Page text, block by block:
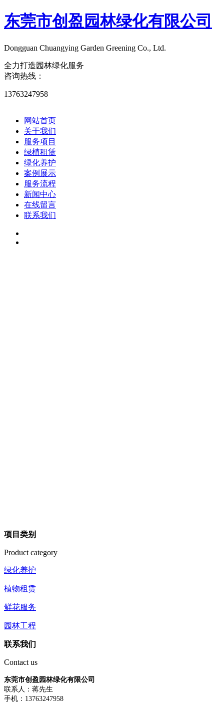
东莞市创盈园林绿化有限公司
Dongguan Chuangying Garden Greening Co., Ltd.​
全力打造园林绿化服务
咨询热线：
13763247958
网站首页
关于我们
服务项目
绿植租赁
绿化养护
案例展示
服务流程
新闻中心
在线留言
联系我们
项目类别
Product category
绿化养护
植物租赁
鲜花服务
园林工程
联系我们
Contact us
东莞市创盈园林绿化有限公司
联系人：蒋先生
手机：13763247958